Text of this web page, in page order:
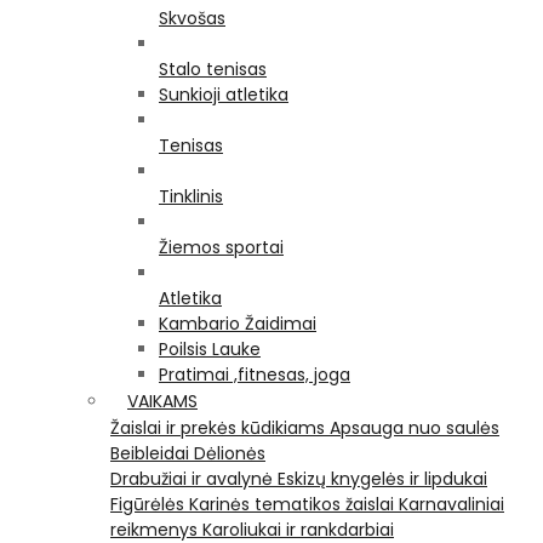
Skvošas
Stalo tenisas
Sunkioji atletika
Tenisas
Tinklinis
Žiemos sportai
Atletika
Kambario Žaidimai
Poilsis Lauke
Pratimai ,fitnesas, joga
VAIKAMS
Žaislai ir prekės kūdikiams Apsauga nuo saulės
Beibleidai Dėlionės
Drabužiai ir avalynė Eskizų knygelės ir lipdukai
Figūrėlės Karinės tematikos žaislai Karnavaliniai
reikmenys Karoliukai ir rankdarbiai